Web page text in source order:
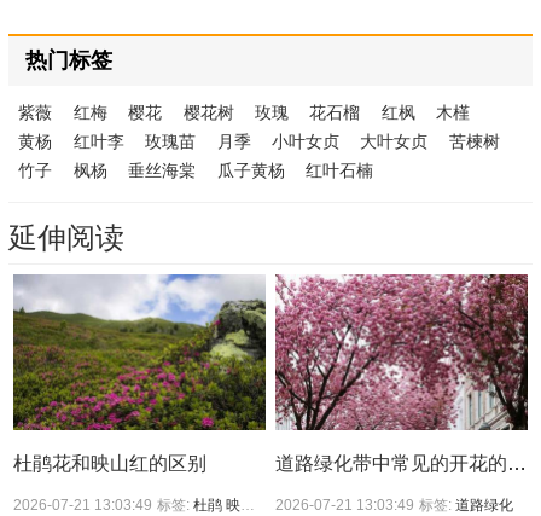
热门标签
紫薇 红梅 樱花 樱花树 玫瑰 花石榴 红枫
木槿
黄杨
红叶李 玫瑰苗 月季 小叶女贞 大叶女贞
苦楝树
竹子
枫杨 垂丝海棠 瓜子黄杨 红叶石楠
延伸阅读
杜鹃花和映山红的区别
2026-07-21 13:03:49 标签:杜鹃 映山红
道路绿化带中常见的开花的树，是什么品种？
2026-07-21 13:03:49 标签:道路绿化